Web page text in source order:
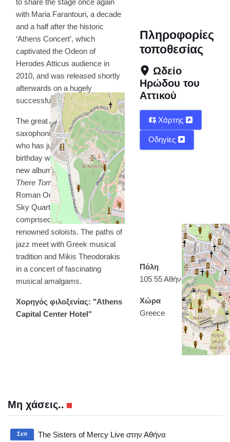
with Maria Farantouri, a decade
and a half after the historic
‘Athens Concert’, which
captivated the Odeon of
Herodes Atticus audience in
2010, and was released shortly
afterwards on a hugely
successful album.
The great American
saxophonist and composer,
who has just celebrated his 86th
birthday with the release of his
new albumThe Sky Will Still Be
There Tomorrow, brings to the
Roman Odeon his exquisite
Sky Quartet, which is
comprised by
internationally
renowned soloists. The paths of
jazz meet with Greek musical
tradition and Mikis Theodorakis
in a concert of fascinating
musical amalgams.
Χορηγός φιλοξενίας: "Athens
Capital Center Hotel"
Πληροφορίες
τοποθεσίας
Ωδείο
Ηρώδου του
Αττικού
Χάρτης
Οδηγίες
Πόλη
105 55 Αθήνα
Χώρα
Greece
Μη χάσεις..
Σεπ
The Sisters of Mercy Live στην Αθήνα